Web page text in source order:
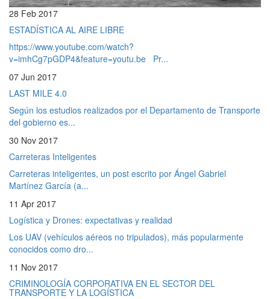
28 Feb 2017
ESTADÍSTICA AL AIRE LIBRE
https://www.youtube.com/watch?
v=imhCg7pGDP4&feature=youtu.be Pr...
07 Jun 2017
LAST MILE 4.0
Según los estudios realizados por el Departamento de Transporte
del gobierno es...
30 Nov 2017
Carreteras Inteligentes
Carreteras inteligentes, un post escrito por Ángel Gabriel
Martínez García (a...
11 Apr 2017
Logística y Drones: expectativas y realidad
Los UAV (vehículos aéreos no tripulados), más popularmente
conocidos como dro...
11 Nov 2017
CRIMINOLOGÍA CORPORATIVA EN EL SECTOR DEL
TRANSPORTE Y LA LOGÍSTICA